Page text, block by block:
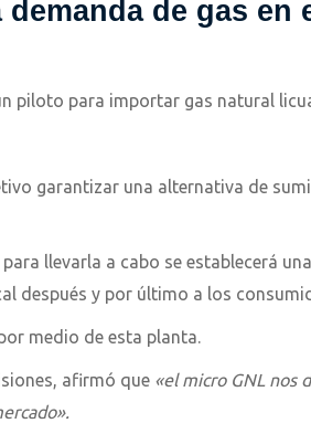
de gas
piloto para importar gas natural
garantizar una alternativa de
llevarla a cabo se establecerá
después y por último a los
medio de esta planta.
afirmó que «el micro GNL nos